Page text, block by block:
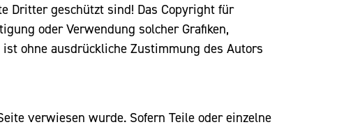
Dritter geschützt sind! Das Copyright für
oder Verwendung solcher Grafiken,
ohne ausdrückliche Zustimmung des Autors
verwiesen wurde. Sofern Teile oder einzelne